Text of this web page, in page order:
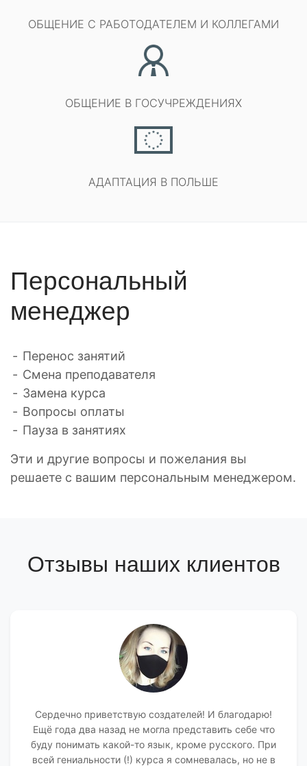
ОБЩЕНИЕ С РАБОТОДАТЕЛЕМ И КОЛЛЕГАМИ
ОБЩЕНИЕ В ГОСУЧРЕЖДЕНИЯХ
АДАПТАЦИЯ В ПОЛЬШЕ
Персональный
менеджер
Перенос занятий
Смена преподавателя
Замена курса
Вопросы оплаты
Пауза в занятиях
Эти и другие вопросы и пожелания вы
решаете с вашим персональным менеджером.
Отзывы наших клиентов
Сердечно приветствую создателей! И благодарю!
Ещё года два назад не могла представить себе что
буду понимать какой-то язык, кроме русского. При
всей гениальности (!) курса я сомневалась, но не в